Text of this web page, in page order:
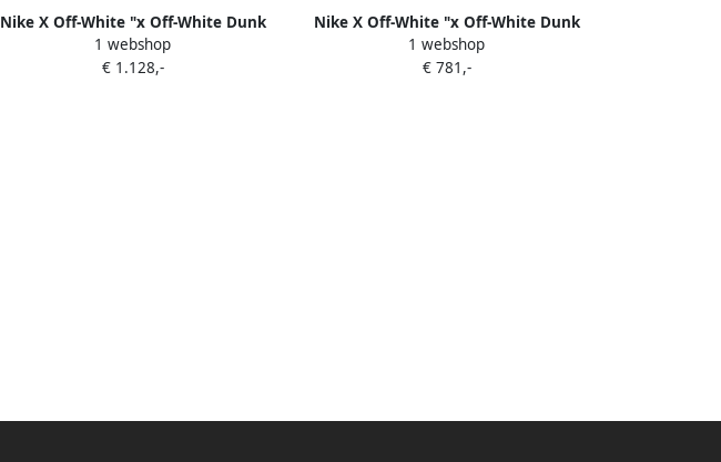
Nike X Off-White "x Off-White Dunk
Low Lot 15 of 50 sneakers" Grijs
1 webshop
€ 1.128,-
Nike X Off-White "x Off-White Dunk
Low Lot 08 sneakers" Wit
1 webshop
€ 781,-